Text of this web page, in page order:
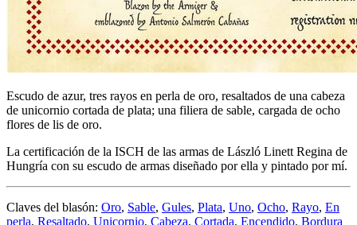
Escudo de azur, tres rayos en perla de oro, resaltados de una cabeza
de unicornio cortada de plata; una filiera de sable, cargada de ocho
flores de lis de oro.
La certificación de la ISCH de las armas de László Linett Regina de
Hungría con su escudo de armas diseñado por ella y pintado por mí.
Claves del blasón: Oro, Sable, Gules, Plata, Uno, Ocho, Rayo, En
perla, Resaltado, Unicornio, Cabeza, Cortada, Encendido, Bordura